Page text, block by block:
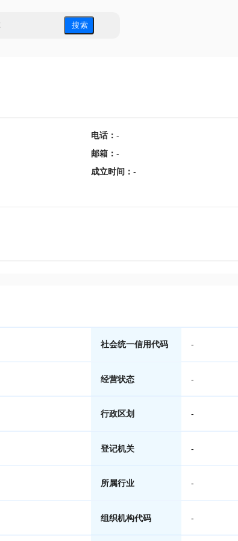
搜 索
电话： -
邮箱 ： -
成立时间 ： -
社会统一信用代码 -
经营状态 -
行政区划 -
登记机关 -
所属行业 -
组织机构代码 -